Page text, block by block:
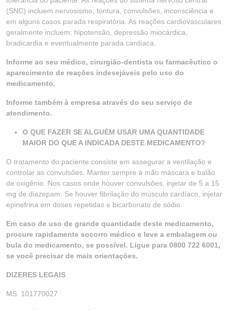
(SNC) incluem nervosismo, tontura, convulsões, inconsciência e
em alguns casos parada respiratória. As reações cardiovasculares
geralmente incluem: hipotensão, depressão miocárdica,
bradicardia e eventualmente parada cardíaca.
Informe ao seu médico, cirurgião-dentista ou farmacêutico o
aparecimento de reações indesejáveis pelo uso do
medicamento.
Informe também à empresa através do seu serviço de
atendimento.
O QUE FAZER SE ALGUÉM USAR UMA QUANTIDADE
MAIOR DO QUE A INDICADA DESTE MEDICAMENTO?
O tratamento do paciente consiste em assegurar a ventilação e
controlar as convulsões. Manter sempre à mão máscara e balão
de oxigênio. Nos casos onde houver convulsões, injetar de 5 a 15
mg de diazepam. Se houver fibrilação do músculo cardíaco, injetar
epinefrina em doses repetidas e bicarbonato de sódio.
Em caso de uso de grande quantidade deste medicamento,
procure rapidamente socorro médico e leve a embalagem ou
bula do medicamento, se possível. Ligue para 0800 722 6001,
se você precisar de mais orientações.
DIZERES LEGAIS
MS: 101770027